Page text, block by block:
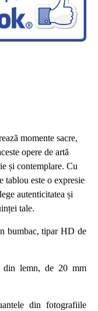
momente sacre,
opere de artă
și contemplare. Cu
tablou este o expresie
autenticitatea și
tale.
bumbac, tipar HD de
din lemn, de 20 mm
din fotografiile